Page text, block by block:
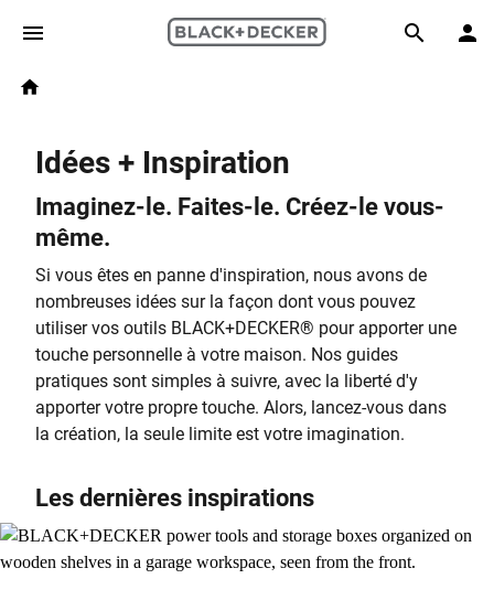
Skip to main content
Search
Breadcrumb
Idées + Inspiration
Imaginez-le. Faites-le. Créez-le vous-
même.
Si vous êtes en panne d'inspiration, nous avons de
nombreuses idées sur la façon dont vous pouvez
utiliser vos outils BLACK+DECKER® pour apporter une
touche personnelle à votre maison. Nos guides
pratiques sont simples à suivre, avec la liberté d'y
apporter votre propre touche. Alors, lancez-vous dans
la création, la seule limite est votre imagination.
Les dernières inspirations